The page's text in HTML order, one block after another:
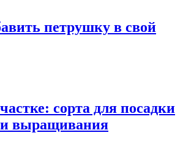
петрушку в свой
сорта для посадки
выращивания